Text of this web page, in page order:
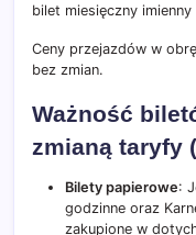
bilet miesięczny
Ceny przejazdów w
bez zmian.
Ważność
zmianą taryfy
Bilety papierowe:
godzinne oraz
zakupione w